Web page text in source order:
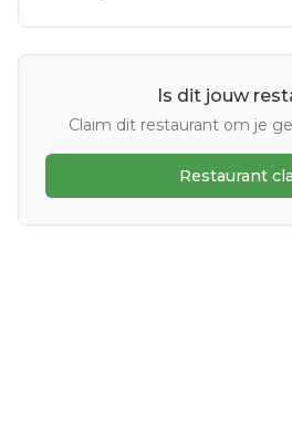
Is dit jouw
Claim dit restaurant om je
Restaurant